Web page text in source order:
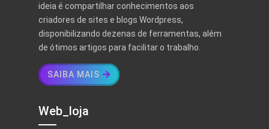
ideia é compartilhar conhecimentos aos
criadores de sites e blogs Wordpress,
disponibilizando dezenas de ferramentas, além
de ótimos artigos para facilitar o trabalho.
SAIBA MAIS
Web_loja